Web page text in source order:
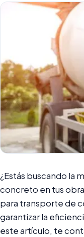
¿Estás buscando la
concreto en tus
para transporte de
garantizar la
este artículo, te